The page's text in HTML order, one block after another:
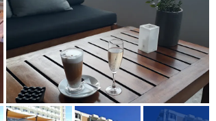
Bild melden